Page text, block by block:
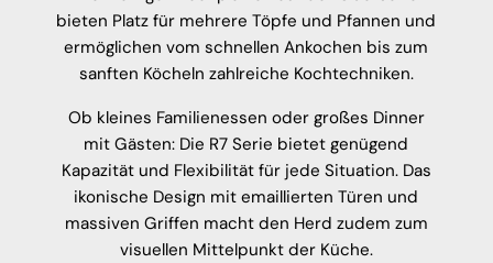
bieten Platz für mehrere Töpfe und Pfannen und
ermöglichen vom schnellen Ankochen bis zum
sanften Köcheln zahlreiche Kochtechniken.
Ob kleines Familienessen oder großes Dinner
mit Gästen: Die R7 Serie bietet genügend
Kapazität und Flexibilität für jede Situation. Das
ikonische Design mit emaillierten Türen und
massiven Griffen macht den Herd zudem zum
visuellen Mittelpunkt der Küche.